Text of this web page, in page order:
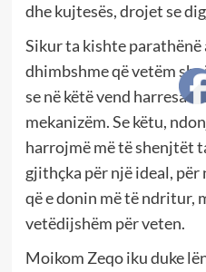
dhe kujtesës, drojet se
Sikur ta kishte
dhimbshme që vetëm
se në këtë vend harresa
mekanizëm. Se këtu,
harrojmë më të shenjtët
gjithçka për një ideal, për
që e donin më të ndritur,
vetëdijshëm për veten.
Moikom Zeqo iku duke